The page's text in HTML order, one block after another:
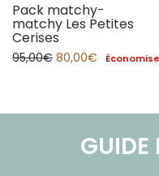
Pack matchy-
matchy Les Petites
Cerises
95,00€ 80,00€
GUIDE